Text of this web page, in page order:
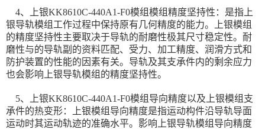
4、 上银KK8610C-440A1-F0模组模组精度坚持性：是指上
银导轨模组工作过程中保持原有几何精度的能力。上银模组
的精度坚持性主要取决于导轨的耐磨性极其尺寸稳定性。耐
磨性与的导轨副的资料匹配、受力、加工精度、润滑方式和
防护装置的性能的因素有关。导轨及其支承件内的剩余应力
也会影响上银导轨模组的精度坚持性。
5、 上银KK8610C-440A1-F0模组 导向精度以及上银模组支
承件的热变形：上银模组导向精度是指运动构件沿导轨导面
运动时其运动轨迹的准确水平。影响上银导轨模组导向精度